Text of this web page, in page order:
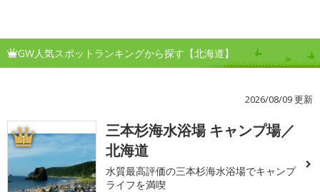
GW人気スポットランキングから探す【北海道】
2026/08/09 更新
1
三本杉海水浴場 キャンプ場／
北海道
水質最高評価の三本杉海水浴場でキャンプ
ライフを満喫